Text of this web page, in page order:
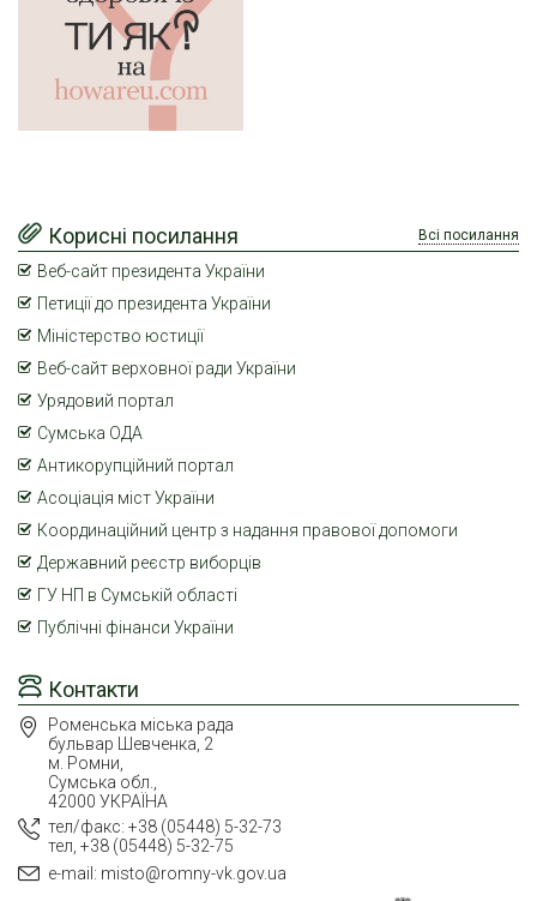
Контакти
Роменська міська рада
бульвар Шевченка, 2
м. Ромни,
Сумська обл.,
42000 УКРАЇНА
тел/факс: +38 (05448) 5-32-73
тел, +38 (05448) 5-32-75
e-mail: misto@romny-vk.gov.ua
Корисні посилання Всі посилання
Веб-сайт президента України
Петиції до президента України
Міністерство юстиції
Веб-сайт верховної ради України
Урядовий портал
Сумська ОДА
Антикорупційний портал
Асоціація міст України
Координаційний центр з надання правової допомоги
Державний реєстр виборців
ГУ НП в Сумській області
Публічні фінанси України